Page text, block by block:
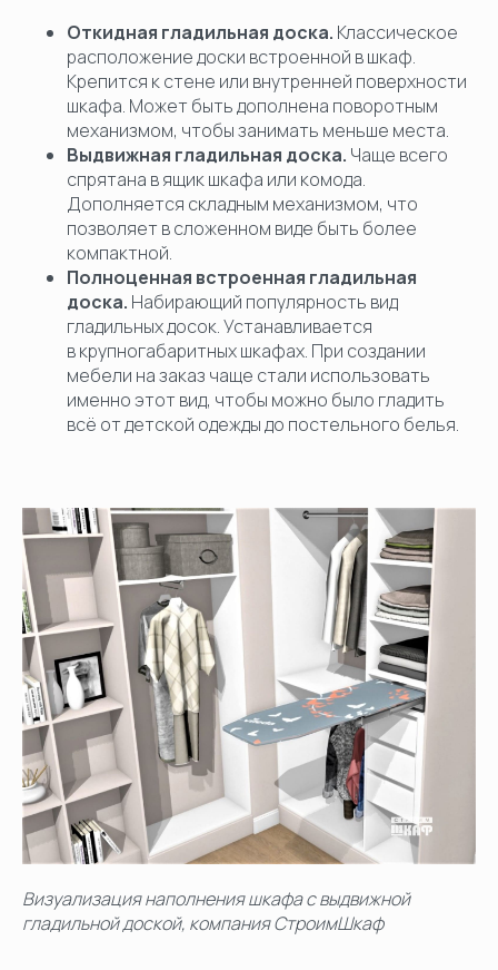
Откидная гладильная доска. Классическое
расположение доски встроенной в шкаф.
Крепится к стене или внутренней поверхности
шкафа. Может быть дополнена поворотным
механизмом, чтобы занимать меньше места.
Выдвижная гладильная доска. Чаще всего
спрятана в ящик шкафа или комода.
Дополняется складным механизмом, что
позволяет в сложенном виде быть более
компактной.
Полноценная встроенная гладильная
доска. Набирающий популярность вид
гладильных досок. Устанавливается
в крупногабаритных шкафах. При создании
мебели на заказ чаще стали использовать
именно этот вид, чтобы можно было гладить
всё от детской одежды до постельного белья.
Визуализация наполнения шкафа с выдвижной
гладильной доской, компания СтроимШкаф